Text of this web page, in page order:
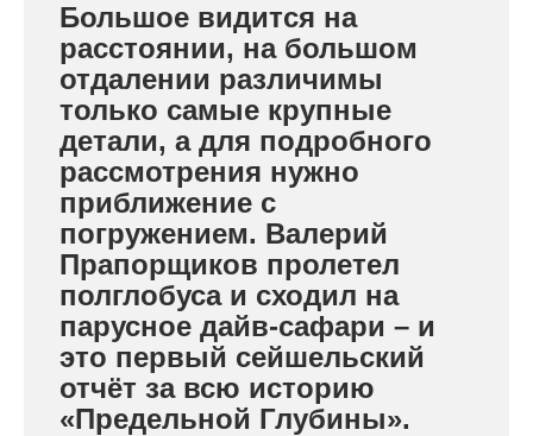
Большое видится на
расстоянии, на большом
отдалении различимы
только самые крупные
детали, а для подробного
рассмотрения нужно
приближение с
погружением. Валерий
Прапорщиков пролетел
полглобуса и сходил на
парусное дайв-сафари – и
это первый сейшельский
отчёт за всю историю
«Предельной Глубины».